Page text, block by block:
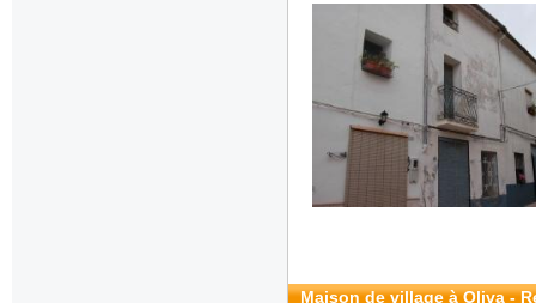
Maison de village à Oliva -